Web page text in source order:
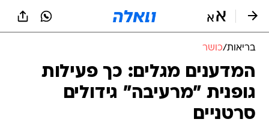
בריאות/כושר
המדענים מגלים: כך פעילות
גופנית "מרעיבה" גידולים
סרטניים